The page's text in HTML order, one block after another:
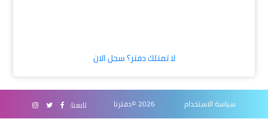
لا تمتلك دفتر؟ سجل الان
سياسة الاستخدام 2026 ©دفترنا تابعنا: